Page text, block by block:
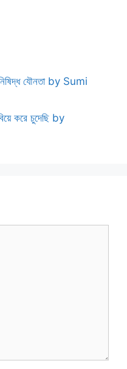
যৌনতা by Sumi
করে চুদেছি by